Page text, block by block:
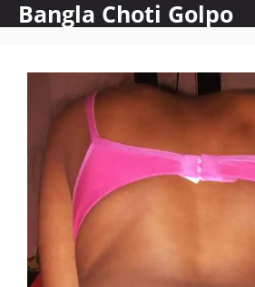
Skip
to
Bangla Choti Golpo